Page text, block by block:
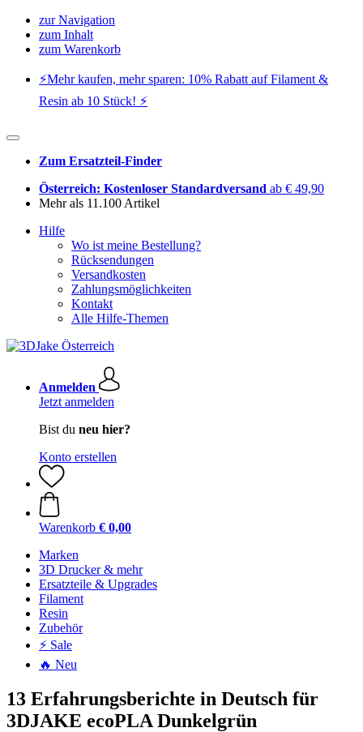
zur Navigation
zum Inhalt
zum Warenkorb
⚡️Mehr kaufen, mehr sparen: 10% Rabatt auf Filament &
Resin ab 10 Stück! ⚡️
Zum Ersatzteil-Finder
Österreich: Kostenloser Standardversand ab € 49,90
Mehr als 11.100 Artikel
Hilfe
Wo ist meine Bestellung?
Rücksendungen
Versandkosten
Zahlungsmöglichkeiten
Kontakt
Alle Hilfe-Themen
Anmelden
Jetzt anmelden
Bist du neu hier?
Konto erstellen
Warenkorb € 0,00
Marken
3D Drucker & mehr
Ersatzteile & Upgrades
Filament
Resin
Zubehör
⚡ Sale
🔥 Neu
13 Erfahrungsberichte in Deutsch für
3DJAKE ecoPLA Dunkelgrün